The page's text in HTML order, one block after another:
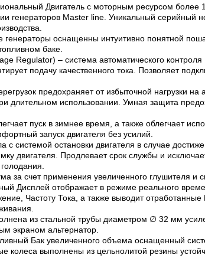
Двигатель с моторным ресурсом более
генераторов Master line. Уникальный серийный
генераторы оснащенны интуитивно понятной
баке.
Regulator) – система автоматического
подачу качественного тока. Позволяет
предохраняет от избыточной нагрузки на
длительном использовании. Умная защита
пуск в зимнее время, а также облегчает
запуск двигателя без усилий.
с системой остановки двигателя в случае
двигателя. Продлевает срок службы и
за счет применения увеличенного глушителя и
Дисплей отображает в режиме реального
Частоту Тока, а также выводит
из стальной трубы диаметром ∅ 32 мм
экраном альтернатор.
Бак увеличенного объема оснащенный
колеса выполнены из цельнолитой резины